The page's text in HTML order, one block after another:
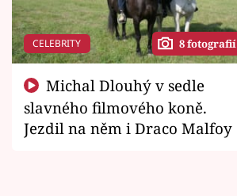
CELEBRITY 8 fotografií
slavného filmového koně.
Jezdil na něm i Draco Malfoy